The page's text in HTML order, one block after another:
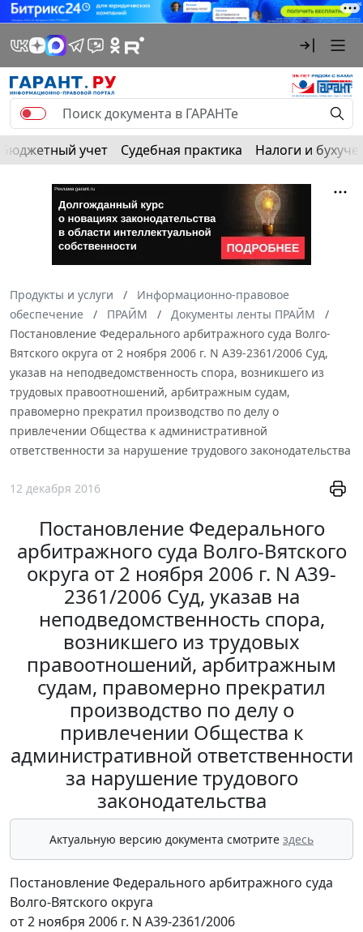
Бюджетный учет Судебная практика Налоги и
Продукты и услуги
Информационно-правовое
обеспечение
ПРАЙМ
Документы ленты ПРАЙМ
Постановление Федерального арбитражного суда Волго-
Вятского округа от 2 ноября 2006 г. N А39-2361/2006 Суд,
указав на неподведомственность спора, возникшего из
трудовых правоотношений, арбитражным судам,
правомерно прекратил производство по делу о
привлечении Общества к административной
ответственности за нарушение трудового законодательства
12 декабря 2016
Постановление Федерального
арбитражного суда Волго-Вятского
округа от 2 ноября 2006 г. N А39-
2361/2006 Суд, указав на
неподведомственность спора,
возникшего из трудовых
правоотношений, арбитражным
судам, правомерно прекратил
производство по делу о
привлечении Общества к
административной ответственности
за нарушение трудового
законодательства
Актуальную версию документа смотрите здесь
Постановление Федерального арбитражного суда
Волго-Вятского округа
от 2 ноября 2006 г. N А39-2361/2006